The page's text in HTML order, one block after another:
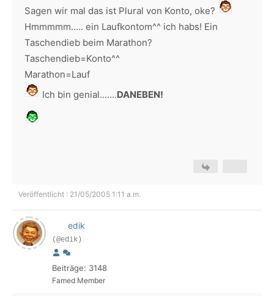
Sagen wir mal das ist Plural von Konto, oke?
Hmmmmm..... ein Laufkontom^^ ich habs! Ein
Taschendieb beim Marathon?
Taschendieb=Konto^^
Marathon=Lauf
Ich bin genial.......DANEBEN!
Veröffentlicht : 21/05/2005 1:11 a.m.
edik
(@edik)
Beiträge: 3148
Famed Member